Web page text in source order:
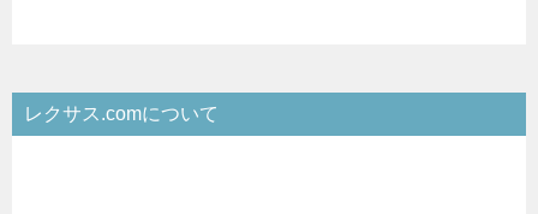
レクサス.comについて